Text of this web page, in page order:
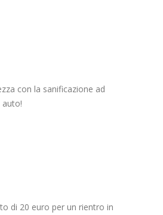
con la sanificazione ad
di 20 euro per un rientro in